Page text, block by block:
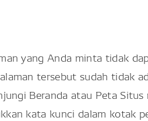
yang Anda minta tidak
tersebut sudah tidak
Beranda atau Peta
kata kunci dalam kotak